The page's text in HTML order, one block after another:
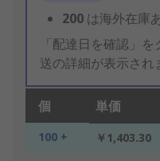
200 は海外在庫
「配達日を確認」
送の詳細が表示され
個 単価
100 + ￥1,403.30